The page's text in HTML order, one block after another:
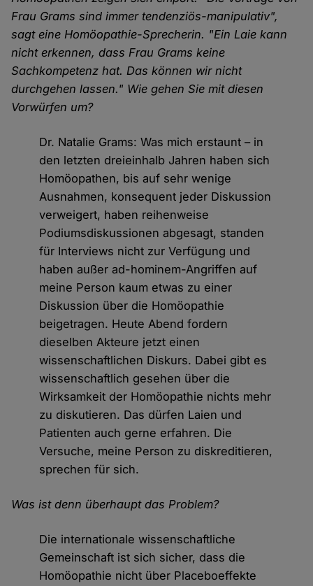
Frau Grams sind immer tendenziös-manipulativ",
sagt eine Homöopathie-Sprecherin. "Ein Laie kann
nicht erkennen, dass Frau Grams keine
Sachkompetenz hat. Das können wir nicht
durchgehen lassen." Wie gehen Sie mit diesen
Vorwürfen um?
Dr. Natalie Grams: Was mich erstaunt – in
den letzten dreieinhalb Jahren haben sich
Homöopathen, bis auf sehr wenige
Ausnahmen, konsequent jeder Diskussion
verweigert, haben reihenweise
Podiumsdiskussionen abgesagt, standen
für Interviews nicht zur Verfügung und
haben außer ad-hominem-Angriffen auf
meine Person kaum etwas zu einer
Diskussion über die Homöopathie
beigetragen. Heute Abend fordern
dieselben Akteure jetzt einen
wissenschaftlichen Diskurs. Dabei gibt es
wissenschaftlich gesehen über die
Wirksamkeit der Homöopathie nichts mehr
zu diskutieren. Das dürfen Laien und
Patienten auch gerne erfahren. Die
Versuche, meine Person zu diskreditieren,
sprechen für sich.
Was ist denn überhaupt das Problem?
Die internationale wissenschaftliche
Gemeinschaft ist sich sicher, dass die
Homöopathie nicht über Placeboeffekte